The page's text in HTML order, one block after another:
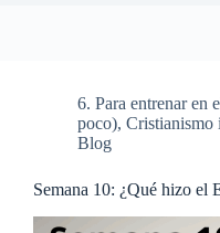
6. Para entrenar en
poco), Cristianismo
Blog
Semana 10: ¿Qué hizo el